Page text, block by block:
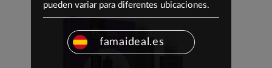
pueden variar para diferentes ubicaciones.
famaideal.es